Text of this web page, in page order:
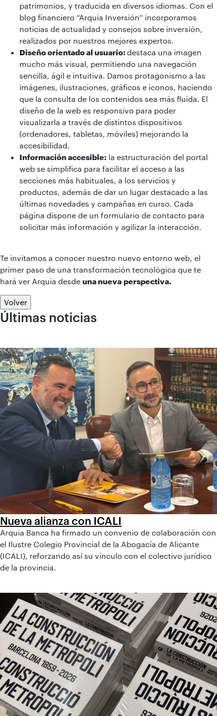
patrimonios, y traducida en diversos idiomas. Con el
blog financiero “Arquia Inversión” incorporamos
noticias de actualidad y consejos sobre inversión,
realizados por nuestros mejores expertos.
Diseño orientado al usuario: destaca una imagen
mucho más visual, permitiendo una navegación
sencilla, ágil e intuitiva. Damos protagonismo a las
imágenes, ilustraciones, gráficos e iconos, haciendo
que la consulta de los contenidos sea más fluida. El
diseño de la web es responsivo para poder
visualizarla a través de distintos dispositivos
(ordenadores, tabletas, móviles) mejorando la
accesibilidad.
Información accesible: la estructuración del portal
web se simplifica para facilitar el acceso a las
secciones más habituales, a los servicios y
productos, además de dar un lugar destacado a las
últimas novedades y campañas en curso. Cada
página dispone de un formulario de contacto para
solicitar más información y agilizar la interacción.
Te invitamos a conocer nuestro nuevo entorno web, el
primer paso de una transformación tecnológica que te
hará ver Arquia desde una nueva perspectiva.
Volver
Últimas noticias
Nueva alianza con ICALI
Arquia Banca ha firmado un convenio de colaboración con
el Ilustre Colegio Provincial de la Abogacía de Alicante
(ICALI), reforzando así su vínculo con el colectivo jurídico
de la provincia.